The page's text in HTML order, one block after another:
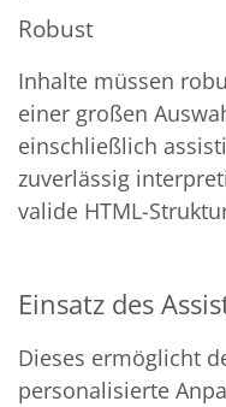
Robust
Inhalte müssen
einer großen
einschließlich
zuverlässig
valide HTML-
Einsatz des
Dieses ermöglicht
personalisierte